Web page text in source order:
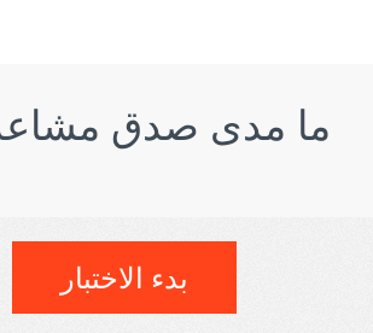
ما مدى صدق
بدء الاختبار